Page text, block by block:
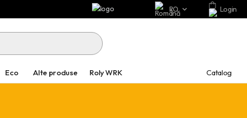
RO Login
Eco Alte produse Roly WRK Catalog